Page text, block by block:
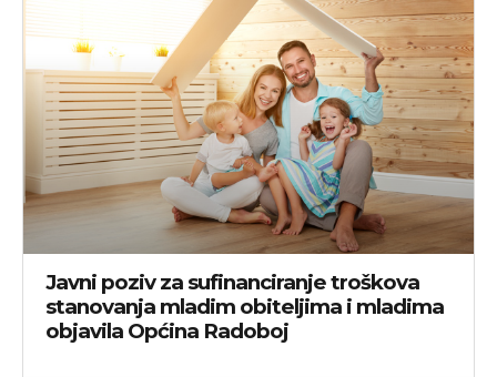
Javni poziv za sufinanciranje troškova
stanovanja mladim obiteljima i mladima
objavila Općina Radoboj